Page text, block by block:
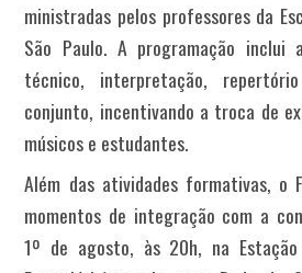
ministradas pelos professores da
São Paulo. A programação inclui
técnico, interpretação,
conjunto, incentivando a troca de
músicos e estudantes.
Além das atividades formativas, o
momentos de integração com a
1º de agosto, às 20h, na